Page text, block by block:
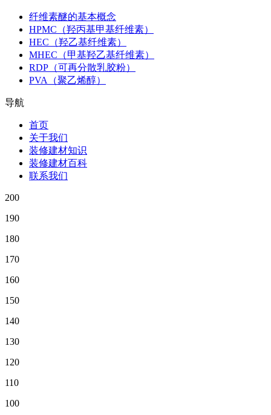
纤维素醚的基本概念
HPMC（羟丙基甲基纤维素）
HEC（羟乙基纤维素）
MHEC（甲基羟乙基纤维素）
RDP（可再分散乳胶粉）
PVA（聚乙烯醇）
导航
首页
关于我们
装修建材知识
装修建材百科
联系我们
200
190
180
170
160
150
140
130
120
110
100